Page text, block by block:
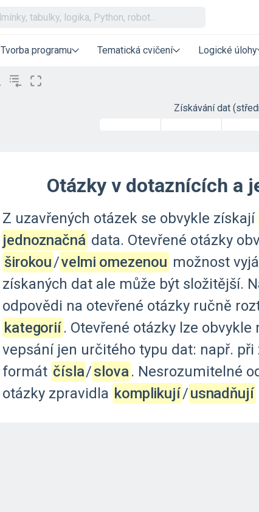
Tvorba programu Tematická cvičení Logické úlohy
Získávání dat
Otázky v dotaznících a
Z uzavřených otázek se obvykle získají
jednoznačná data. Otevřené otázky
širokou‍/‌velmi omezenou možnost
získaných dat ale může být složitější.
odpovědi na otevřené otázky ručně
kategorií. Otevřené otázky lze obvykle
vepsání jen určitého typu dat: např. při
formát čísla‍/‌slova. Nesrozumitelné
otázky zpravidla komplikují‍/‌usnadňují